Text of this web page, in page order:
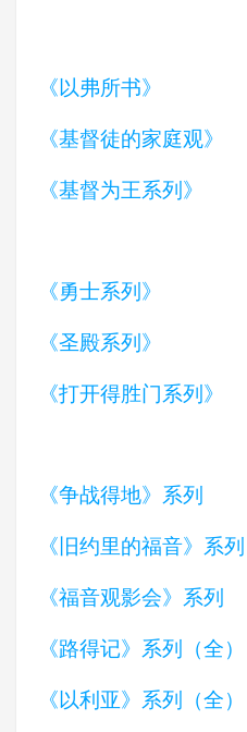
《以弗所书》
《基督徒的家庭观》
《基督为王系列》
《勇士系列》
《圣殿系列》
《打开得胜门系列》
《争战得地》系列
《旧约里的福音》系列
《福音观影会》系列
《路得记》系列（全）
《以利亚》系列（全）